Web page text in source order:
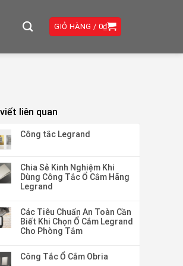
GIỎ HÀNG / 0₫
liên quan
Công tắc Legrand
Chia Sẻ Kinh Nghiệm Khi
Dùng Công Tắc Ổ Cắm Hãng
Legrand
Các Tiêu Chuẩn An Toàn Cần
Biết Khi Chọn Ổ Cắm Legrand
Cho Phòng Tắm
Công Tắc Ổ Cắm Obria